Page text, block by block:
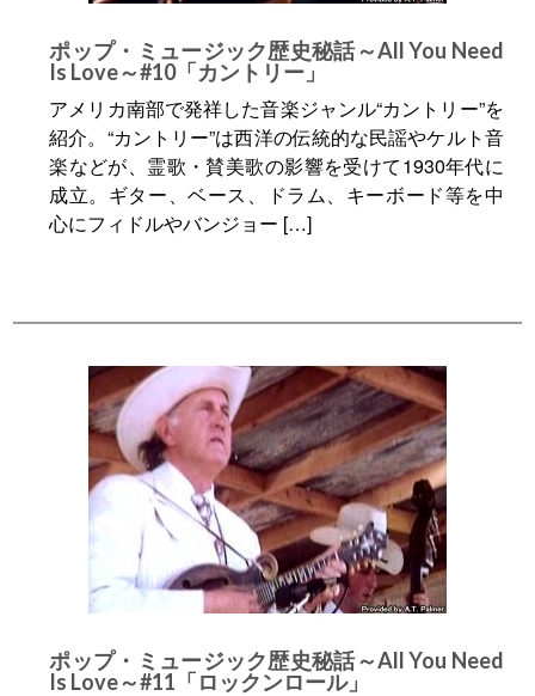
ポップ・ミュージック歴史秘話～All You Need
Is Love～#10「カントリー」
アメリカ南部で発祥した音楽ジャンル“カントリー”を
紹介。“カントリー”は西洋の伝統的な民謡やケルト音
楽などが、霊歌・賛美歌の影響を受けて1930年代に
成立。ギター、ベース、ドラム、キーボード等を中
心にフィドルやバンジョー […]
ポップ・ミュージック歴史秘話～All You Need
Is Love～#11「ロックンロール」